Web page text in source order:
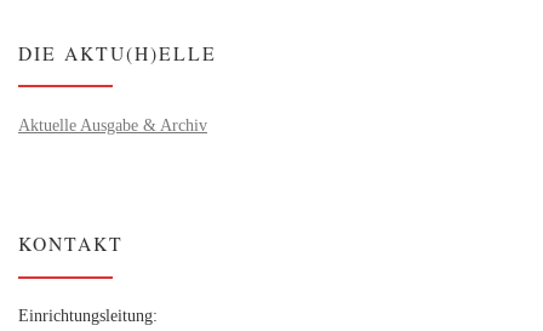
DIE AKTU(H)ELLE
Aktuelle Ausgabe & Archiv
KONTAKT
Einrichtungsleitung: